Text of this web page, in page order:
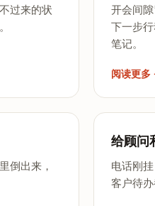
过来的状
开会间
下一步
笔记。
阅读更多
倒出来，
给顾问
电话刚
客户待办